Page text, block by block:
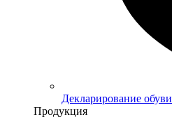
Декларирование обуви
Продукция